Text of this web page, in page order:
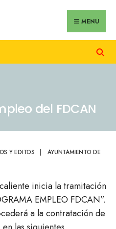
MENU
del FDCAN
Y EDITOS |
AYUNTAMIENTO DE
inicia la tramitación
EMPLEO FDCAN”.
a la contratación de